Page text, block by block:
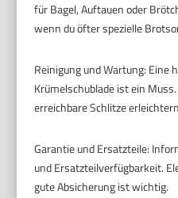
für Bagel, Auftauen oder
wenn du öfter spezielle
Reinigung und Wartung: Eine
Krümelschublade ist ein
erreichbare Schlitze
Garantie und Ersatzteile:
und Ersatzteilverfügbarkeit.
gute Absicherung ist wichtig.